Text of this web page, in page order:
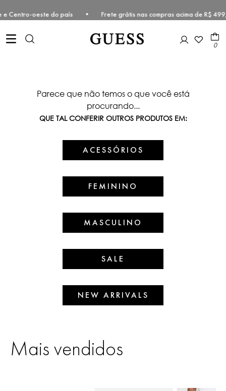
e Centro-oeste do país • Frete grátis nas compras acima
0
Parece que não temos o que você está
procurando...
QUE TAL CONFERIR OUTROS PRODUTOS EM:
ACESSÓRIOS
FEMININO
MASCULINO
SALE
NEW ARRIVALS
Mais vendidos